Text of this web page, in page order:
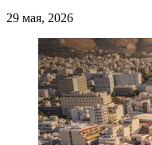
29 мая, 2026